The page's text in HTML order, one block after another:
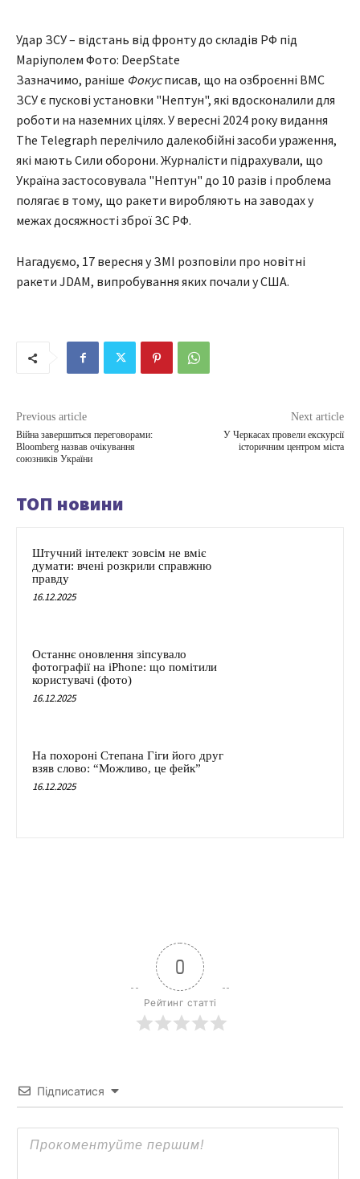
Удар ЗСУ – відстань від фронту до складів РФ під
Маріуполем Фото: DeepState
Зазначимо, раніше Фокусписав, що на озброєнні ВМС
ЗСУ є пускові установки "Нептун", які вдосконалили для
роботи на наземних цілях. У вересні 2024 року видання
The Telegraph перелічило далекобійні засоби ураження,
які мають Сили оборони. Журналісти підрахували, що
Україна застосовувала "Нептун" до 10 разів і проблема
полягає в тому, що ракети виробляють на заводах у
межах досяжності зброї ЗС РФ.
Нагадуємо, 17 вересня у ЗМІ розповіли про новітні
ракети JDAM, випробування яких почали у США.
Previous article
Війна завершиться переговорами:
Bloomberg назвав очікування
союзників України
Next article
У Черкасах провели екскурсії
історичним центром міста
ТОП новини
Штучний інтелект зовсім не вміє
думати: вчені розкрили справжню
правду
16.12.2025
Останнє оновлення зіпсувало
фотографії на iPhone: що помітили
користувачі (фото)
16.12.2025
На похороні Степана Гіги його друг
взяв слово: “Можливо, це фейк”
16.12.2025
0
Рейтинг статті
Підписатися